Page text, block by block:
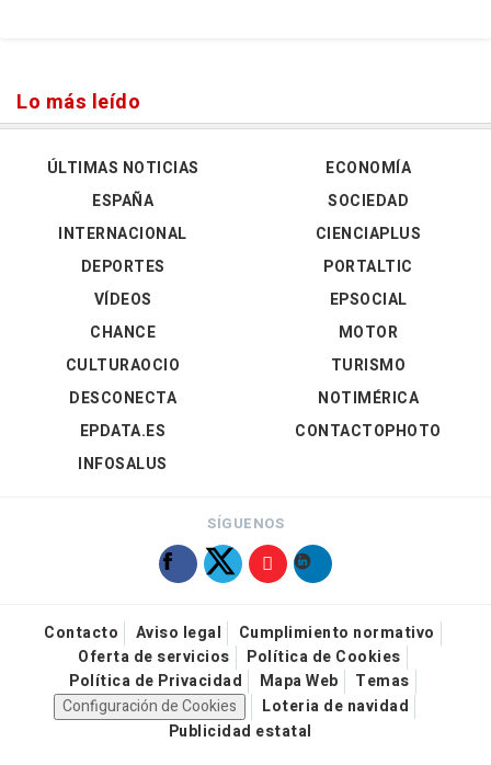
Lo más leído
ÚLTIMAS NOTICIAS
ESPAÑA
INTERNACIONAL
DEPORTES
VÍDEOS
ECONOMÍA
SOCIEDAD
CIENCIAPLUS
PORTALTIC
EPSOCIAL
CHANCE
CULTURAOCIO
DESCONECTA
EPDATA.ES
INFOSALUS
MOTOR
TURISMO
NOTIMÉRICA
CONTACTOPHOTO
SÍGUENOS
Contacto Aviso legal
Cumplimiento normativo
Oferta de servicios
Política de Cookies
Política de Privacidad
Mapa Web
Temas
Configuración de Cookies
Loteria de navidad
Publicidad estatal